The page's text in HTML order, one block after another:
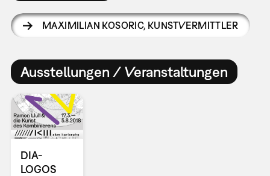
MAXIMILIAN KOSORIC, KUNSTVERMITTLER
Ausstellungen / Veranstaltungen
DIA-
LOGOS